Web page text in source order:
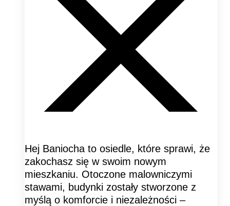
Hej Baniocha to osiedle, które sprawi, że
zakochasz się w swoim nowym
mieszkaniu. Otoczone malowniczymi
stawami, budynki zostały stworzone z
myślą o komforcie i niezależności –